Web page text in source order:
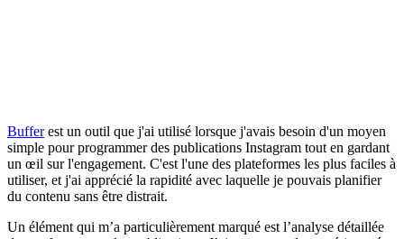
Bufferest un outil que j'ai utilisé lorsque j'avais besoin d'un moyen
simple pour programmer des publications Instagram tout en gardant
un œil sur l'engagement. C'est l'une des plateformes les plus faciles à
utiliser, et j'ai apprécié la rapidité avec laquelle je pouvais planifier
du contenu sans être distrait.
Un élément qui m’a particulièrement marqué est l’analyse détaillée